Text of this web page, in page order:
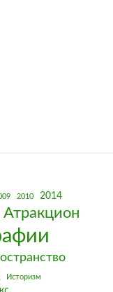
2010 2014
Атракцион
Историзм